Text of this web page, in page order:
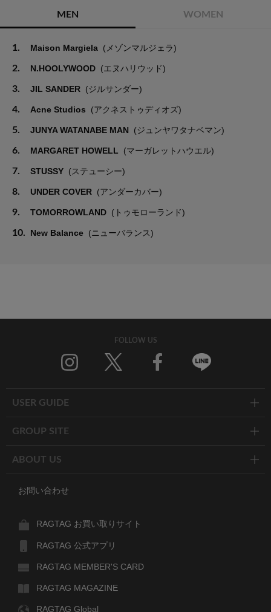
MEN WOMEN
1. Maison Margiela (メゾンマルジェラ)
2. N.HOOLYWOOD (エヌハリウッド)
3. JIL SANDER (ジルサンダー)
4. Acne Studios (アクネストゥディオズ)
5. JUNYA WATANABE MAN (ジュンヤワタナベマン)
6. MARGARET HOWELL (マーガレットハウエル)
7. STUSSY (ステューシー)
8. UNDER COVER (アンダーカバー)
9. TOMORROWLAND (トゥモローランド)
10. New Balance (ニューバランス)
FOLLOW US
USER GUIDE
GROUP SITE
ABOUT US
お問い合わせ
RAGTAG お買い取りサイト
RAGTAG 公式アプリ
RAGTAG MEMBER'S CARD
RAGTAG MAGAZINE
RAGTAG Global